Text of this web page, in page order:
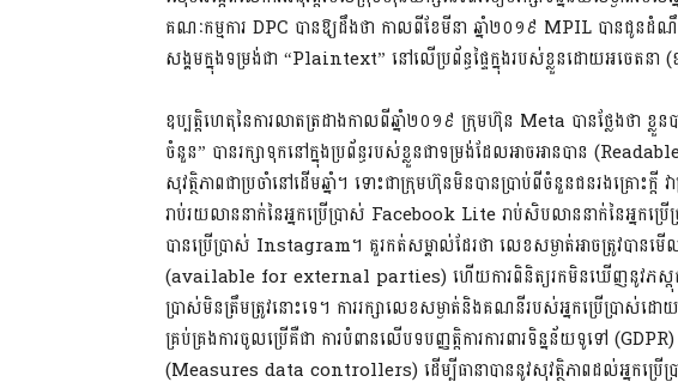
គណៈកម្មការ DPC បានឱ្យដឹងថា កាលពីខែមីនា ឆ្នាំ២០១៩ MPIL បានជូនដំណឹង
សង្គមក្នុងទម្រង់ជា “Plaintext” នៅលើប្រព័ន្ធផ្ទៃក្នុងរបស់ខ្លួនដោយអចេតនា (
ឧប្បត្តិហេតុនៃការលាតត្រដាងកាលពីឆ្នាំ២០១៩ ក្រុមហ៊ុន Meta បានថ្លែងថា ខ្
ចំនួន” បានរក្សាទុកនៅក្នុងប្រព័ន្ធរបស់ខ្លួនជាទម្រង់ដែលអាចអានបាន
សុវត្ថិភាពជាប្រចាំនៅដើមឆ្នាំ។ ទោះជាក្រុមហ៊ុនមិនបានប្រាប់ពីចំនួនជនរងគ្រោះក្តី វ
រាប់រយលាននាក់នៃអ្នកប្រើប្រាស់ Facebook Lite រាប់សិបលាននាក់នៃអ្នកប្
បានប្រើប្រាស់ Instagram។ គួរកត់សម្គាល់ដែរថា លេខសម្ងាត់អាចត្រូវបា
(available for external parties) ហើយការពិនិត្យរកមិនឃើញនូវភស្តុ
ប្រាស់មិនត្រឹមត្រូវនោះទេ។ ការរក្សាលេខសម្ងាត់និងគណនីរបស់អ្នកប្រើប្រាស់ដោយគ្
គ្រប់គ្រងការចូលប្រើគឺជា ការបំពានលើបទបញ្ញត្តិការការពារទិន្នន័យទូទៅ
(Measures data controllers) ដើម្បីធានាបាននូវសុវត្ថិភាពដល់អ្នកប្រើប្